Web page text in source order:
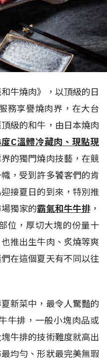
牛燒肉》，以頂級的日
務享譽燒肉界，在大台
級的和牛，由日本燒肉
C溫體冷藏肉、現點現
的獨門燒肉技藝，在競
，受到許多饕客們的肯
接夏日的到來，特別推
獨家的霸氣和牛牛排 ，
位，厚切大塊的份量十
推出生牛肉、炙燒等爽
在這個夏天有不同以往
新菜中，最令人驚豔的
牛排，一般小塊肉品或
牛排的技術難度就高出
均勻、形狀最完美無瑕